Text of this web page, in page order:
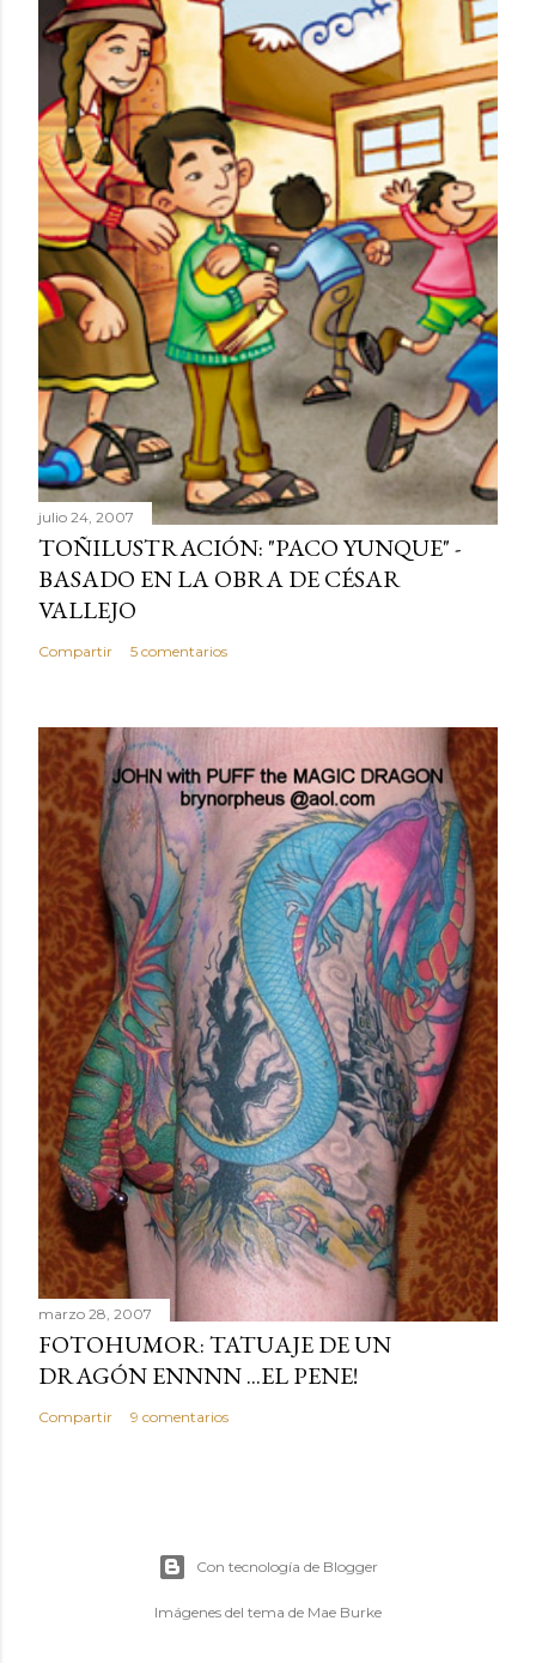
julio 24, 2007
TOÑILUSTRACIÓN: "PACO YUNQUE" -
BASADO EN LA OBRA DE CÉSAR
VALLEJO
Compartir 5 comentarios
marzo 28, 2007
FOTOHUMOR: TATUAJE DE UN
DRAGÓN ENNNN ...EL PENE!
Compartir 9 comentarios
Con tecnología de Blogger
Imágenes del tema de Mae Burke